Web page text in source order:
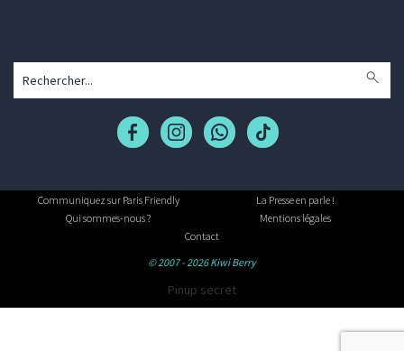
Communiquez sur Paris Friendly
La Presse en parle !
Qui sommes-nous ?
Mentions légales
Contact
© 2007 - 2026 Kiwi Berry
Pinup secret